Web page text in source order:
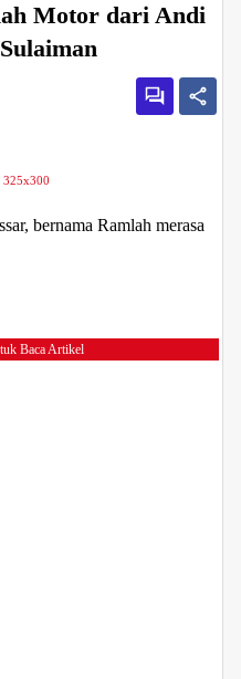
Motor dari Andi
bernama Ramlah merasa
Baca Artikel